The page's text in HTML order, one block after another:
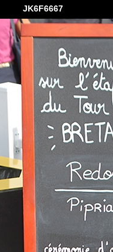
JK6F6667